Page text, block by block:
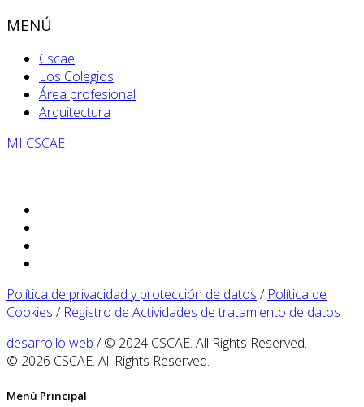
MENÚ
Cscae
Los Colegios
Área profesional
Arquitectura
MI CSCAE
Política de privacidad y protección de datos / Política de
Cookies / Registro de Actividades de tratamiento de datos
desarrollo web / © 2024 CSCAE. All Rights Reserved.
© 2026 CSCAE. All Rights Reserved.
Menú Principal